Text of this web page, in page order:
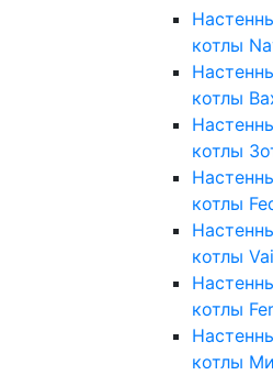
котлы
котлы
котлы
котлы
котлы
котлы
котлы